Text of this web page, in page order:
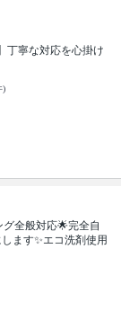
丁寧な対応を心掛け
)
全般対応🌟完全自
ます✨️エコ洗剤使用